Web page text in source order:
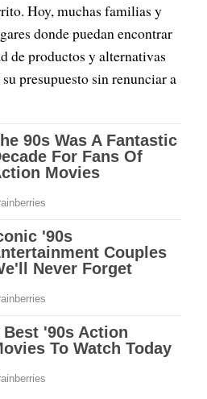
Hoy, muchas familias y
donde puedan encontrar
de productos y alternativas
presupuesto sin renunciar a